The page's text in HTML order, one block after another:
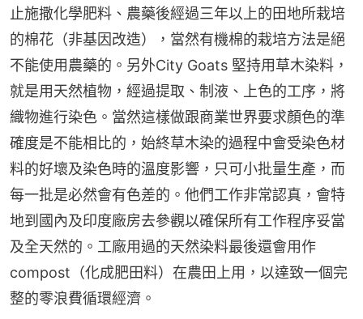
止施撒化學肥料、農藥後經過三年以上的田地所栽培
的棉花（非基因改造），當然有機棉的栽培方法是絕
不能使用農藥的。另外City Goats 堅持用草木染料，
就是用天然植物，經過提取、制液、上色的工序，將
織物進行染色。當然這樣做跟商業世界要求顏色的準
確度是不能相比的，始終草木染的過程中會受染色材
料的好壞及染色時的溫度影響，只可小批量生產，而
每一批是必然會有色差的。他們工作非常認真，會特
地到國內及印度廠房去參觀以確保所有工作程序妥當
及全天然的。工廠用過的天然染料最後還會用作
compost（化成肥田料）在農田上用，以達致一個完
整的零浪費循環經濟。